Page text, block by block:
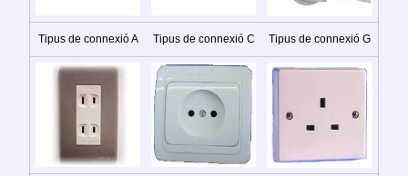
Tipus de connexió A Tipus de connexió C Tipus de connexió G